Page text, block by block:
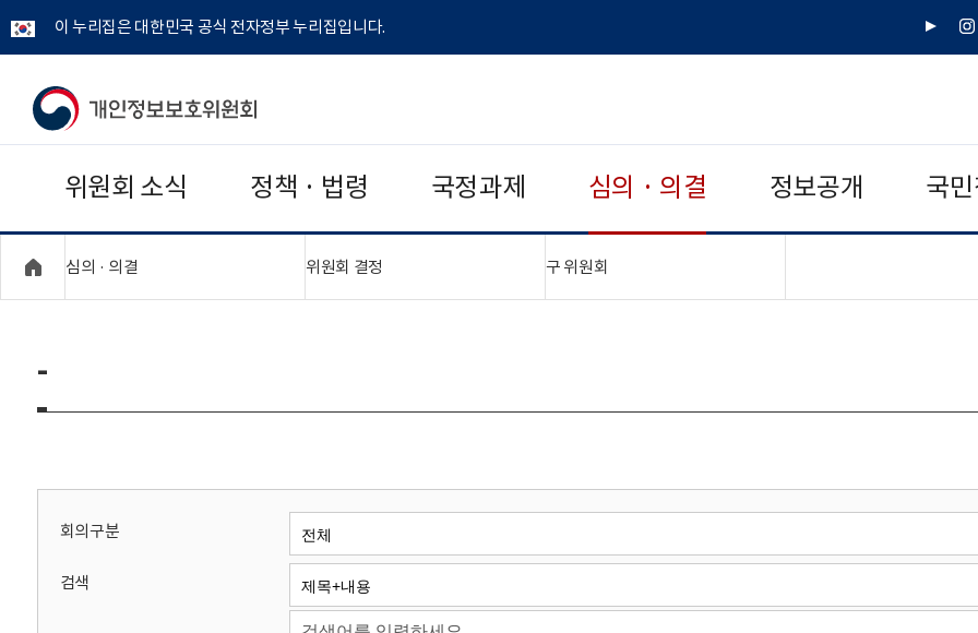
이 누리집은 대한민국 공식 전자정부 누리집입니다.
유
인
개
보
보
위
회
위원회 소식 정책 · 법령 국정과제 심의 · 의결 정보공개 국
심의 · 의결 위원회 결정 구 위원회
-
회의구분
검색